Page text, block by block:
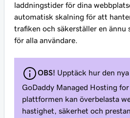
laddningstider för dina
automatisk skalning för att
trafiken och säkerställer en ännu
för alla användare.
OBS! Upptäck hur den
GoDaddy Managed Hosting
plattformen kan överbelasta
hastighet, säkerhet och